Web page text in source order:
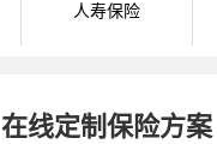
人寿保险
在线定制保险方案